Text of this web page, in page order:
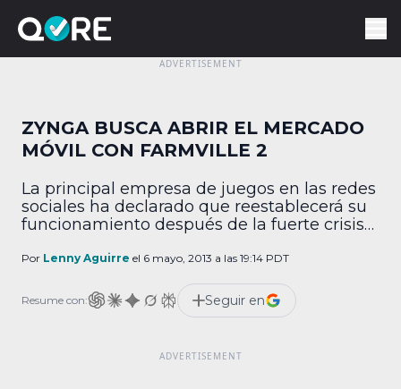
ZYNGA BUSCA ABRIR EL MERCADO
MÓVIL CON FARMVILLE 2
La principal empresa de juegos en las redes
sociales ha declarado que reestablecerá su
funcionamiento después de la fuerte crisis
lanzar una secuela de su famoso juego de
que su empresa se basa en FarmVille 2 para
reconstruir, ya que los […]
Por Lenny Aguirre el 6 mayo, 2013 a las 19:14 PDT
Resume con: Seguir en